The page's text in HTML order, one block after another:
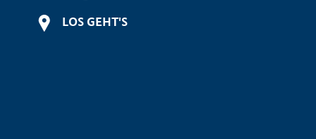
LOS GEHT'S